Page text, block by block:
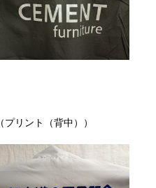
（プリント（背中））